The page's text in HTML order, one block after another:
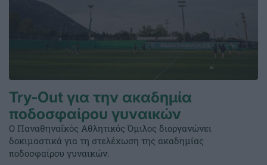
Try-Out για την ακαδημία
ποδοσφαίρου γυναικών
Ο Παναθηναϊκός Αθλητικός Όμιλος διοργανώνει
δοκιμαστικά για τη στελέχωση της ακαδημίας
ποδοσφαίρου γυναικών.